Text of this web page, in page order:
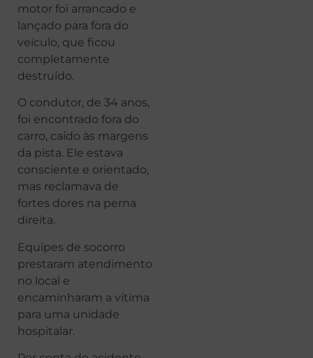
motor foi arrancado e
lançado para fora do
veículo, que ficou
completamente
destruído.
O condutor, de 34 anos,
foi encontrado fora do
carro, caído às margens
da pista. Ele estava
consciente e orientado,
mas reclamava de
fortes dores na perna
direita.
Equipes de socorro
prestaram atendimento
no local e
encaminharam a vítima
para uma unidade
hospitalar.